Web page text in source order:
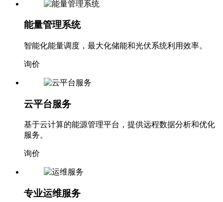
智能化能量调度，最大化储能和光伏系统利用效率。
询价
基于云计算的能源管理平台，提供远程数据分析和优化
服务。
询价